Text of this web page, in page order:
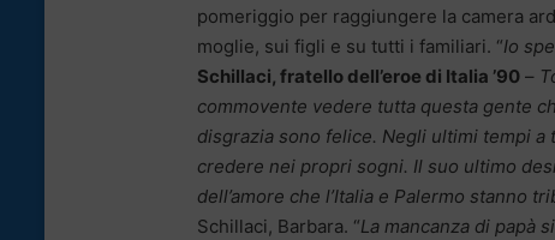
pomeriggio per raggiungere la camera
moglie, sui figli e su tutti i familiari. “Io
Schillaci, fratello dell’eroe di Italia ’90 –
commovente vedere tutta questa gente
disgrazia sono felice. Negli ultimi tempi a
credere nei propri sogni. Il suo ultimo
dell’amore che l’Italia e Palermo stanno
Schillaci, Barbara. “La mancanza di papà